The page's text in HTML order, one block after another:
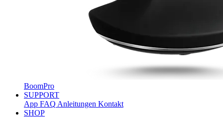
BoomPro
SUPPORT
App FAQ Anleitungen Kontakt
SHOP